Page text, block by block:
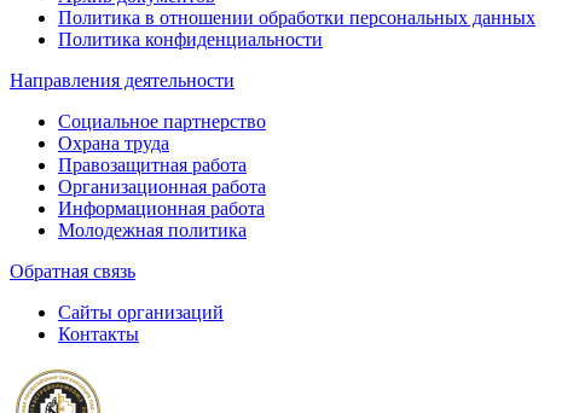
Политика в отношении обработки персональных данных
Политика конфиденциальности
Направления деятельности
Социальное партнерство
Охрана труда
Правозащитная работа
Организационная работа
Информационная работа
Молодежная политика
Обратная связь
Сайты организаций
Контакты